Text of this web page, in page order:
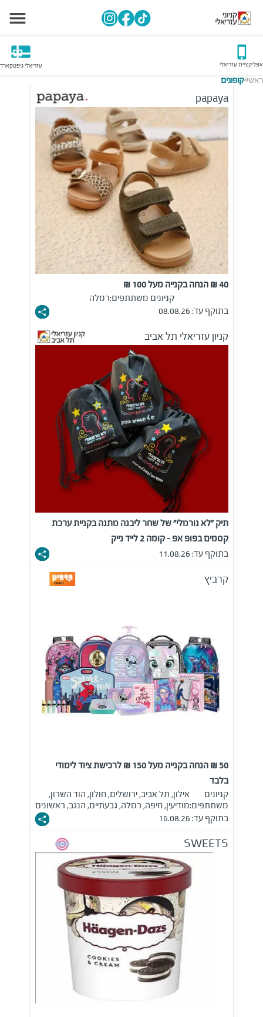
אפליקציית עזריאלי עזריאלי גיפטקארד
ראשי>קופונים
papaya
40 ₪ הנחה בקנייה מעל 100 ₪
קניונים משתתפים:רמלה
בתוקף עד: 08.08.26
קניון עזריאלי תל אביב
תיק "לא נורמלי" של שחר ליבנה מתנה בקניית ערכת
קסמים בפופ אפ - קומה 2 לייד נייק
בתוקף עד: 11.08.26
קרביץ
50 ₪ הנחה בקנייה מעל 150 ₪ לרכישת ציוד לימודי
בלבד
קניונים
משתתפים:
אילון, תל אביב, ירושלים, חולון, הוד השרון,
מודיעין, חיפה, רמלה, גבעתיים, הנגב, ראשונים
בתוקף עד: 16.08.26
SWEETS